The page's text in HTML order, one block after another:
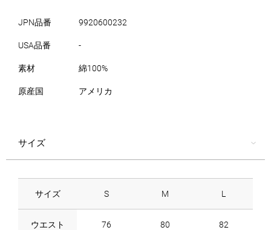
JPN品番 9920600232
USA品番 -
素材 綿100%
原産国 アメリカ
サイズ
サイズ
ウエスト
S
76
M
80
L
82